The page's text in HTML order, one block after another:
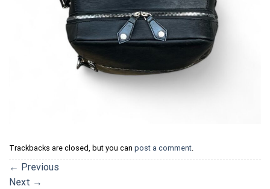
Trackbacks are closed, but you can post a comment.
← Previous
Next →